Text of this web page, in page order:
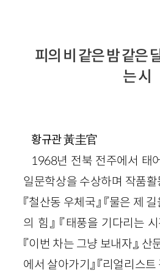
피의 비 같은 밤 같은
는 시
황규관黃圭官
1968년 전북 전주에서 태
일문학상을 수상하며 작품
『철산동 우체국』 『물은 제
의 힘』 『태풍을 기다리는 시
『이번 차는 그냥 보내자』, 산
에서 살아가기』 『리얼리스